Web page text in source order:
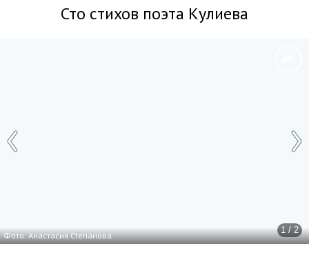
Сто стихов поэта Кулиева
1 / 2
Фото: Анастасия Степанова